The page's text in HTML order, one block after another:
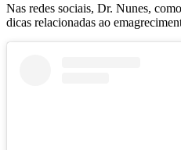
Nas redes sociais, Dr. Nunes,
dicas relacionadas ao